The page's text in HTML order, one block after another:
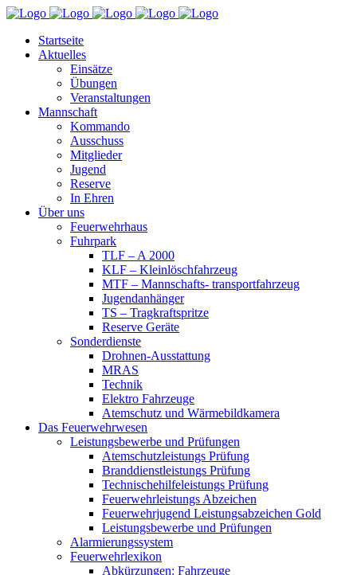
Startseite
Aktuelles
Einsätze
Übungen
Veranstaltungen
Mannschaft
Kommando
Ausschuss
Mitglieder
Jugend
Reserve
In Ehren
Über uns
Feuerwehrhaus
Fuhrpark
TLF – A 2000
KLF – Kleinlöschfahrzeug
MTF – Mannschafts- transportfahrzeug
Jugendanhänger
TS – Tragkraftspritze
Reserve Geräte
Sonderdienste
Drohnen-Ausstattung
MRAS
Technik
Elektro Fahrzeuge
Atemschutz und Wärmebildkamera
Das Feuerwehrwesen
Leistungsbewerbe und Prüfungen
Atemschutzleistungs Prüfung
Branddienstleistungs Prüfung
Technischehilfeleistungs Prüfung
Feuerwehrleistungs Abzeichen
Feuerwehrjugend Leistungsabzeichen Gold
Leistungsbewerbe und Prüfungen
Alarmierungssystem
Feuerwehrlexikon
Abkürzungen: Fahrzeuge